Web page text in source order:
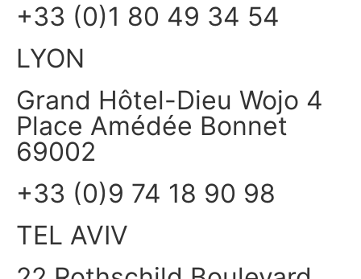
+33 (0)1 80 49 34 54
LYON
Grand Hôtel-Dieu Wojo 4
Place Amédée Bonnet
69002
+33 (0)9 74 18 90 98
TEL AVIV